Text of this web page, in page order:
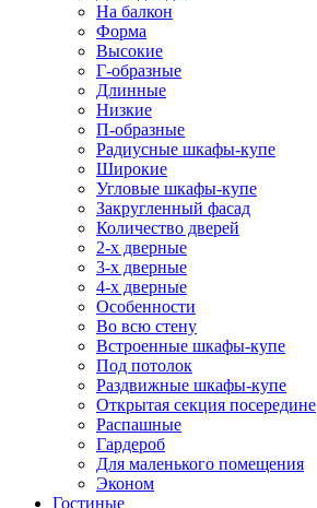
На балкон
Форма
Высокие
Г-образные
Длинные
Низкие
П-образные
Радиусные шкафы-купе
Широкие
Угловые шкафы-купе
Закругленный фасад
Количество дверей
2-х дверные
3-х дверные
4-х дверные
Особенности
Во всю стену
Встроенные шкафы-купе
Под потолок
Раздвижные шкафы-купе
Открытая секция посередине
Распашные
Гардероб
Для маленького помещения
Эконом
Гостиные